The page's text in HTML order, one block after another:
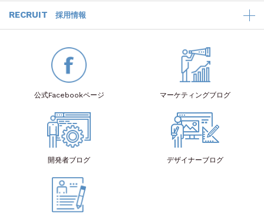
RECRUIT 採用情報
公式Facebookページ マーケティングブログ
開発者ブログ デザイナーブログ